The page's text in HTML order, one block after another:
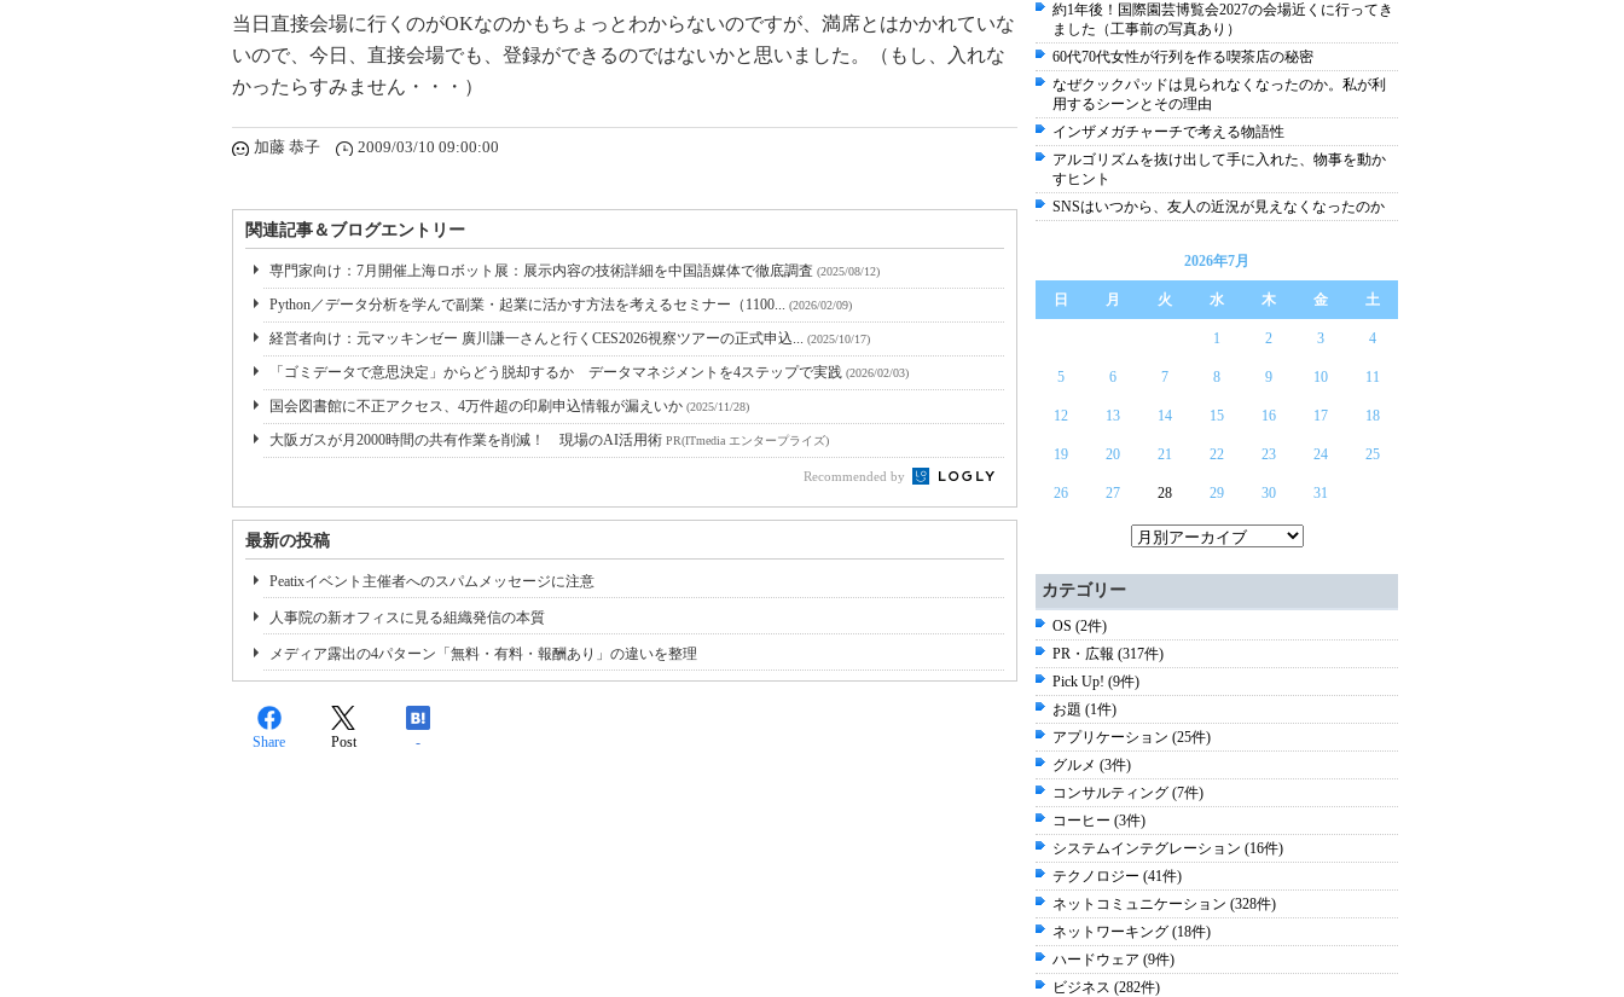
当日直接会場に行くのがOKなのかもちょっとわからないのですが、満席とはかかれていな
いので、今日、直接会場でも、登録ができるのではないかと思いました。（もし、入れな
かったらすみません・・・）
加藤 恭子 2009/03/10 09:00:00
関連記事＆ブログエントリー
専門家向け：7月開催上海ロボット展：展示内容の技術詳細を中国語媒体で徹底調査 (2025/08/12)
Python／データ分析を学んで副業・起業に活かす方法を考えるセミナー（1100... (2026/02/09)
経営者向け：元マッキンゼー 廣川謙一さんと行くCES2026視察ツアーの正式申込... (2025/10/17)
「ゴミデータで意思決定」からどう脱却するか データマネジメントを4ステップで実践 (2026/02/03)
国会図書館に不正アクセス、4万件超の印刷申込情報が漏えいか (2025/11/28)
大阪ガスが月2000時間の共有作業を削減！ 現場のAI活用術 PR(ITmedia エンタープライズ)
Recommended by
最新の投稿
Peatixイベント主催者へのスパムメッセージに注意
人事院の新オフィスに見る組織発信の本質
メディア露出の4パターン「無料・有料・報酬あり」の違いを整理
Share Post -
約1年後！国際園芸博覧会2027の会場近くに行ってき
ました（工事前の写真あり）
60代70代女性が行列を作る喫茶店の秘密
なぜクックパッドは見られなくなったのか。私が利
用するシーンとその理由
インザメガチャーチで考える物語性
アルゴリズムを抜け出して手に入れた、物事を動か
すヒント
SNSはいつから、友人の近況が見えなくなったのか
2026年7月
日 月 火 水 木 金 土
1 2 3 4
5 6 7 8 9 10 11
12 13 14 15 16 17 18
19 20 21 22 23 24 25
26 27 28 29 30 31
カテゴリー
OS (2件)
PR・広報 (317件)
Pick Up! (9件)
お題 (1件)
アプリケーション (25件)
グルメ (3件)
コンサルティング (7件)
コーヒー (3件)
システムインテグレーション (16件)
テクノロジー (41件)
ネットコミュニケーション (328件)
ネットワーキング (18件)
ハードウェア (9件)
ビジネス (282件)